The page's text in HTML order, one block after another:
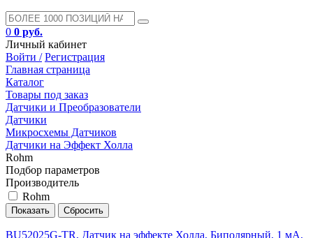
0 0 руб.
Личный кабинет
Войти / Регистрация
Главная страница
Каталог
Товары под заказ
Датчики и Преобразователи
Датчики
Микросхемы Датчиков
Датчики на Эффект Холла
Rohm
Подбор параметров
Производитель
Rohm
BU52025G-TR, Датчик на эффекте Холла, Биполярный, 1 мА,